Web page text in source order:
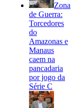
Zona
de Guerra:
Torcedores
do
Amazonas e
Manaus
caem na
pancadaria
por jogo da
Série C